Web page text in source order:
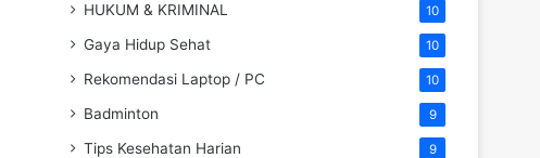
HUKUM & KRIMINAL 10
Gaya Hidup Sehat 10
Rekomendasi Laptop / PC 10
Badminton 9
Tips Kesehatan Harian 9